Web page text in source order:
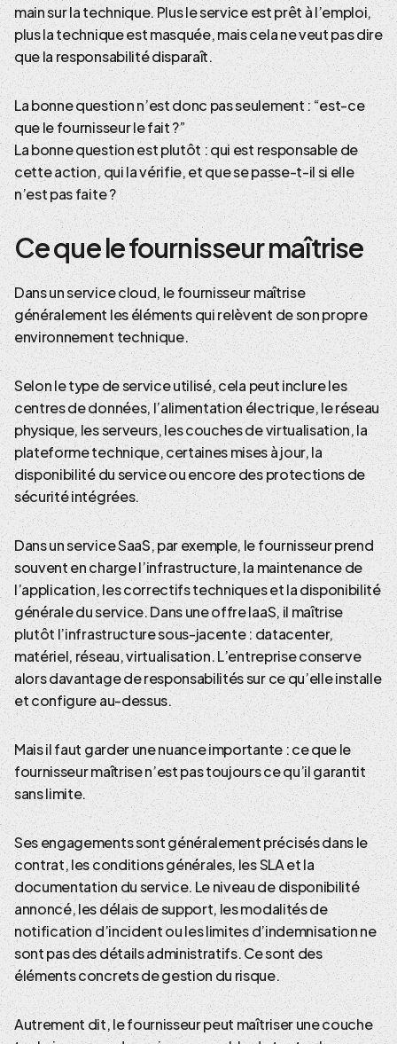
main sur la technique. Plus le service est prêt à l’emploi,
plus la technique est masquée, mais cela ne veut pas dire
que la responsabilité disparaît.
La bonne question n’est donc pas seulement : “est-ce
que le fournisseur le fait ?”
La bonne question est plutôt : qui est responsable de
cette action, qui la vérifie, et que se passe-t-il si elle
n’est pas faite ?
Ce que le fournisseur maîtrise
Dans un service cloud, le fournisseur maîtrise
généralement les éléments qui relèvent de son propre
environnement technique.
Selon le type de service utilisé, cela peut inclure les
centres de données, l’alimentation électrique, le réseau
physique, les serveurs, les couches de virtualisation, la
plateforme technique, certaines mises à jour, la
disponibilité du service ou encore des protections de
sécurité intégrées.
Dans un service SaaS, par exemple, le fournisseur prend
souvent en charge l’infrastructure, la maintenance de
l’application, les correctifs techniques et la disponibilité
générale du service. Dans une offre IaaS, il maîtrise
plutôt l’infrastructure sous-jacente : datacenter,
matériel, réseau, virtualisation. L’entreprise conserve
alors davantage de responsabilités sur ce qu’elle installe
et configure au-dessus.
Mais il faut garder une nuance importante : ce que le
fournisseur maîtrise n’est pas toujours ce qu’il garantit
sans limite.
Ses engagements sont généralement précisés dans le
contrat, les conditions générales, les SLA et la
documentation du service. Le niveau de disponibilité
annoncé, les délais de support, les modalités de
notification d’incident ou les limites d’indemnisation ne
sont pas des détails administratifs. Ce sont des
éléments concrets de gestion du risque.
Autrement dit, le fournisseur peut maîtriser une couche